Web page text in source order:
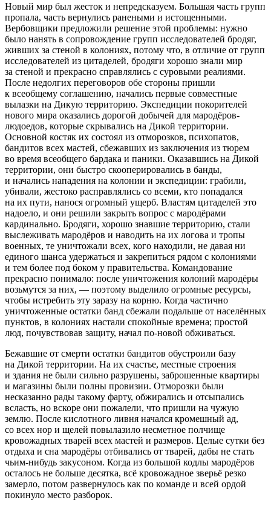
Новый мир был жесток и непредсказуем. Большая часть групп
пропала, часть вернулись ранеными и истощенными.
Вербовщики предложили решение этой проблемы: нужно
было нанять в сопровождение групп исследователей бродяг,
живших за стеной в колониях, потому что, в отличие от групп
исследователей из цитаделей, бродяги хорошо знали мир
за стеной и прекрасно справлялись с суровыми реалиями.
После недолгих переговоров обе стороны пришли
к всеобщему соглашению, начались первые совместные
вылазки на Дикую территорию. Экспедиции покорителей
нового мира оказались дорогой добычей для мародёров-
людоедов, которые скрывались на Дикой территории.
Основной костяк их состоял из отморозков, психопатов,
бандитов всех мастей, сбежавших из заключения из тюрем
во время всеобщего бардака и паники. Оказавшись на Дикой
территории, они быстро скооперировались в банды,
и начались нападения на колонии и экспедиции: грабили,
убивали, жестоко расправлялись со всеми, кто попадался
на их пути, нанося огромный ущерб. Властям цитаделей это
надоело, и они решили закрыть вопрос с мародёрами
кардинально. Бродяги, хорошо знавшие территорию, стали
выслеживать мародёров и наводить на их логова и тропы
военных, те уничтожали всех, кого находили, не давая ни
единого шанса удержаться и закрепиться рядом с колониями
и тем более под боком у правительства. Командование
прекрасно понимало: после уничтожения колоний мародёры
возьмутся за них, — поэтому выделило огромные ресурсы,
чтобы истребить эту заразу на корню. Когда частично
уничтоженные остатки банд сбежали подальше от населённых
пунктов, в колониях настали спокойные времена; простой
люд, почувствовав защиту, начал по-новой обживаться.
Бежавшие от смерти остатки бандитов обустроили базу
на Дикой территории. На их счастье, местные строения
и здания не были сильно разрушены, заброшенные квартиры
и магазины были полны провизии. Отморозки были
несказанно рады такому фарту, обжирались и отсыпались
всласть, но вскоре они пожалели, что пришли на чужую
землю. После кислотного ливня начался кромешный ад,
со всех нор и щелей повылазило несметное полчище
кровожадных тварей всех мастей и размеров. Целые сутки без
отдыха и сна мародёры отбивались от тварей, дабы не стать
чьим-нибудь закусоном. Когда из большой кодлы мародёров
осталось не больше десятка, всё кровожадное зверьё резко
замерло, потом развернулось как по команде и всей ордой
покинуло место разборок.